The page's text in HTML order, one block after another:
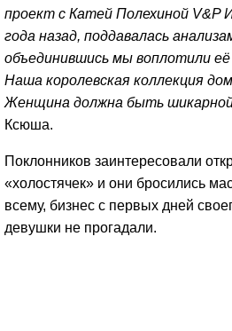
проект с Катей Полехиной V&P
года назад, поддавалась
объединившись мы воплотили её
Наша королевская коллекция
Женщина должна быть шикарной
Ксюша.
Поклонников заинтересовали
«холостячек» и они бросились
всему, бизнес с первых дней
девушки не прогадали.